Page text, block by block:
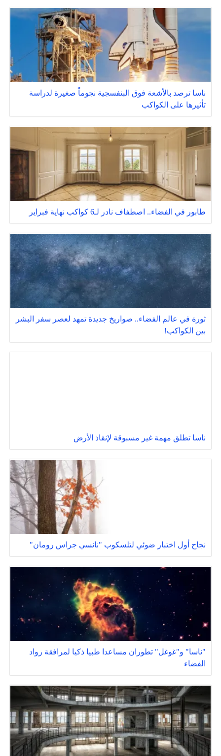
ناسا ترصد بالأشعة فوق البنفسجية نجوماً صغيرة لدراسة
تأثيرها على الكواكب
طابور في الفضاء.. اصطفاف نادر لـ6 كواكب نهاية فبراير
ثورة في عالم الفضاء.. صواريخ جديدة تمهد لعصر سفر البشر
بين الكواكب!
ناسا تطلق مهمة غير مسبوقة لإنقاذ الأرض
نجاح أول اختبار ضوئي لتلسكوب "نانسي جراس رومان"
"ناسا" و"غوغل" تطوران مساعدا طبيا ذكيا لمرافقة رواد
الفضاء